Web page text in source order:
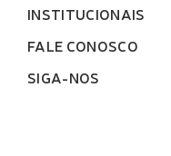
INSTITUCIONAIS
FALE CONOSCO
SIGA-NOS